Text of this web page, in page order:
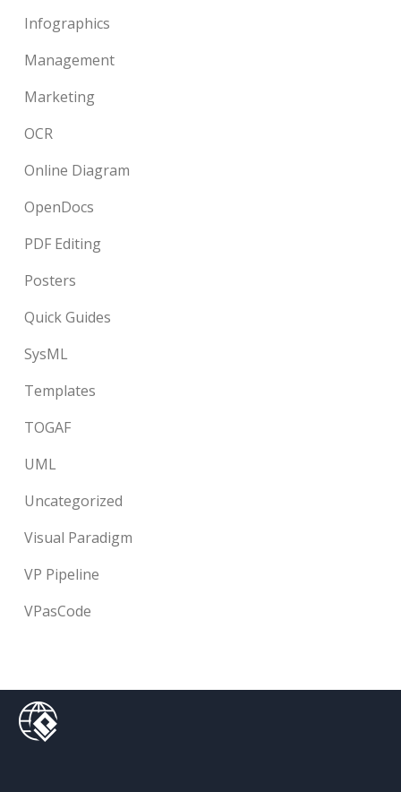
Infographics
Management
Marketing
OCR
Online Diagram
OpenDocs
PDF Editing
Posters
Quick Guides
SysML
Templates
TOGAF
UML
Uncategorized
Visual Paradigm
VP Pipeline
VPasCode